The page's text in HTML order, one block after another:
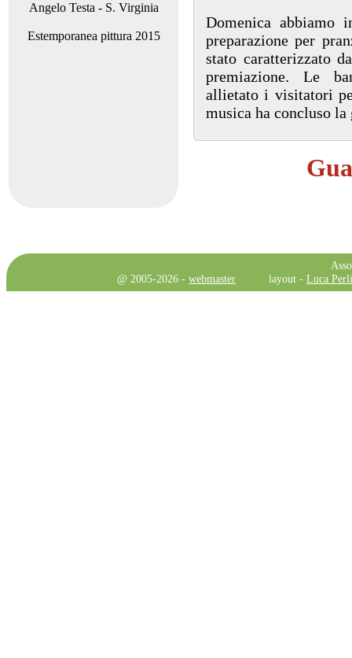
Angelo Testa - S. Virginia
Estemporanea pittura 2015
Domenica abbiamo
preparazione per
stato caratterizzato
premiazione. Le
allietato i visitatori
musica ha concluso
@ 2005-2026 -webmaster layout - Luca